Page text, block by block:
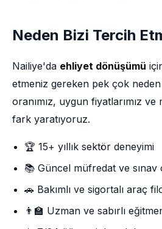
Neden Bizi Tercih
Nailiye'da ehliyet dönüşümü
etmeniz gereken pek çok
oranımız, uygun fiyatlarımız ve
fark yaratıyoruz.
🏆 15+ yıllık sektör deneyimi
📚 Güncel müfredat ve sınav
🚗 Bakımlı ve sigortalı araç
👨‍🏫 Uzman ve sabırlı